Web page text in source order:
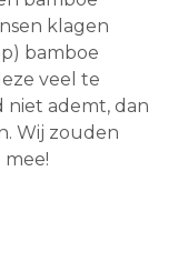
klagen
bamboe
veel te
ademt, dan
Wij zouden